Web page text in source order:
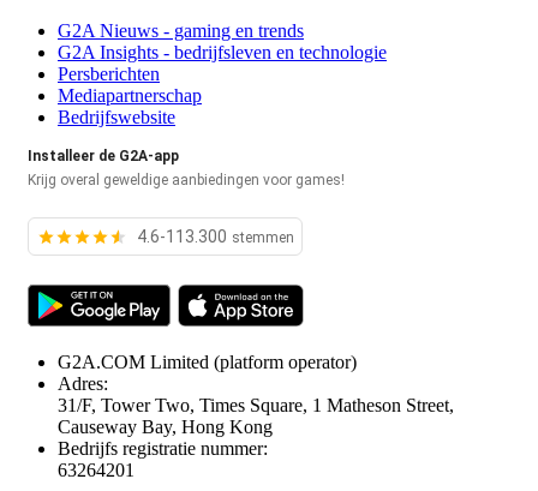
G2A Nieuws - gaming en trends
G2A Insights - bedrijfsleven en technologie
Persberichten
Mediapartnerschap
Bedrijfswebsite
Installeer de G2A-app
Krijg overal geweldige aanbiedingen voor games!
4.6-113.300 stemmen
G2A.COM Limited (platform operator)
Adres:
31/F, Tower Two, Times Square, 1 Matheson Street,
Causeway Bay, Hong Kong
Bedrijfs registratie nummer:
63264201